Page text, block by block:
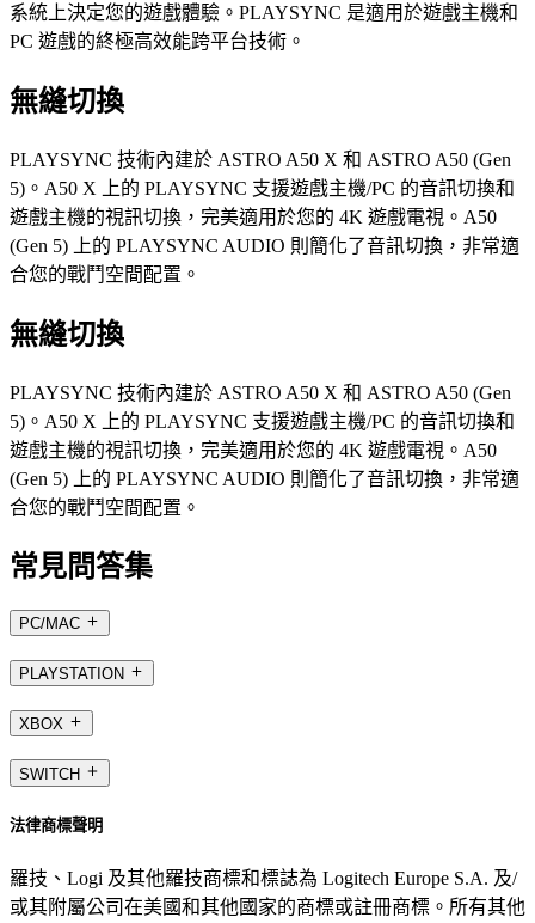
系統上決定您的遊戲體驗。PLAYSYNC 是適用於遊戲主機和
PC 遊戲的終極高效能跨平台技術。
無縫切換
PLAYSYNC 技術內建於 ASTRO A50 X 和 ASTRO A50 (Gen
5)。A50 X 上的 PLAYSYNC 支援遊戲主機/PC 的音訊切換和
遊戲主機的視訊切換，完美適用於您的 4K 遊戲電視。A50
(Gen 5) 上的 PLAYSYNC AUDIO 則簡化了音訊切換，非常適
合您的戰鬥空間配置。
無縫切換
PLAYSYNC 技術內建於 ASTRO A50 X 和 ASTRO A50 (Gen
5)。A50 X 上的 PLAYSYNC 支援遊戲主機/PC 的音訊切換和
遊戲主機的視訊切換，完美適用於您的 4K 遊戲電視。A50
(Gen 5) 上的 PLAYSYNC AUDIO 則簡化了音訊切換，非常適
合您的戰鬥空間配置。
常見問答集
PC/MAC
PLAYSTATION
XBOX
SWITCH
法律商標聲明
羅技、Logi 及其他羅技商標和標誌為 Logitech Europe S.A. 及/
或其附屬公司在美國和其他國家的商標或註冊商標。所有其他